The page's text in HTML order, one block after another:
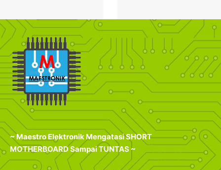
~ Maestro Elektronik Mengatasi SHORT
MOTHERBOARD Sampai TUNTAS ~